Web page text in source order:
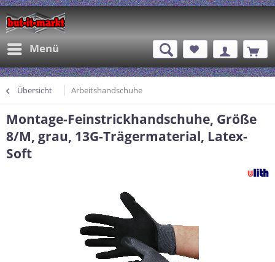
Menü
Übersicht Arbeitshandschuhe
Montage-Feinstrickhandschuhe, Größe
8/M, grau, 13G-Trägermaterial, Latex-
Soft